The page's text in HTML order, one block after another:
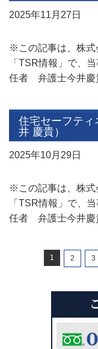
2025年11月27日
※この記事は、株式
「TSR情報」で、
任者 弁護士今井慶
住宅セーフティ
井 慶貴）
2025年10月29日
※この記事は、株式
「TSR情報」で、
任者 弁護士今井慶
1 2 3